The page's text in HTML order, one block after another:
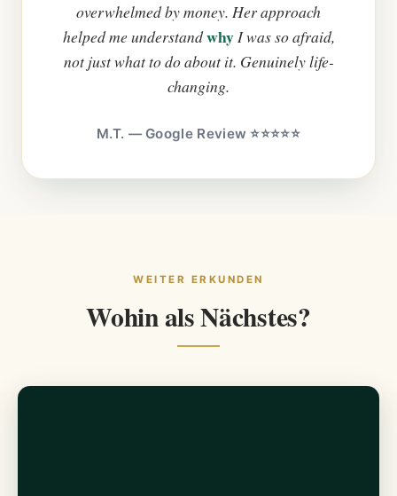
overwhelmed by money. Her approach
helped me understandwhyI was so afraid,
not just what to do about it. Genuinely life-
changing.
M.T. — Google Review ⭐⭐⭐⭐⭐
WEITER ERKUNDEN
Wohin als Nächstes?